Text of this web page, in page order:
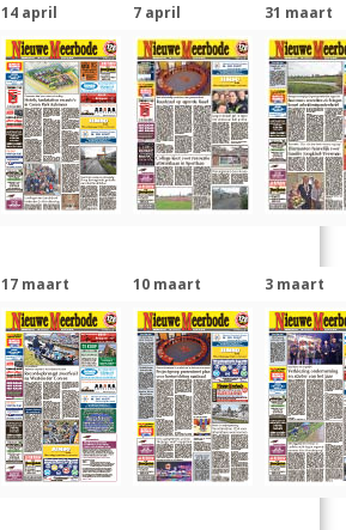
14 april 7 april 31 maart
17 maart 10 maart 3 maart